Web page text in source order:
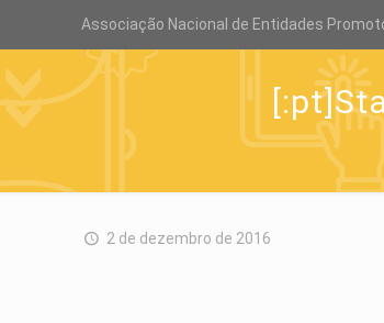
Associação Nacional de Entidades
2 de dezembro de 2016